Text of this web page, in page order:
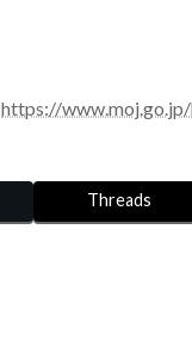
https://
Threads